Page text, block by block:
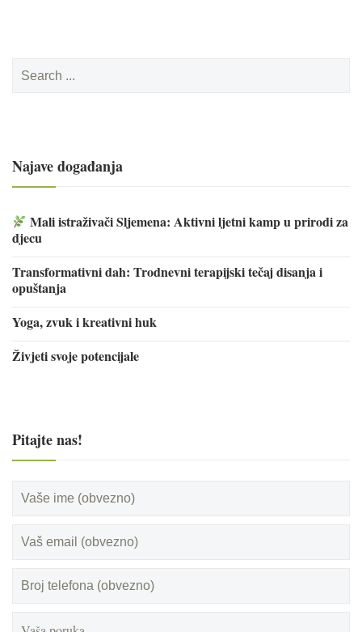
for:
Najave događanja
Mali istraživači Sljemena: Aktivni ljetni kamp u prirodi za
djecu
Transformativni dah: Trodnevni terapijski tečaj disanja i
opuštanja
Yoga, zvuk i kreativni huk
Živjeti svoje potencijale
Pitajte nas!